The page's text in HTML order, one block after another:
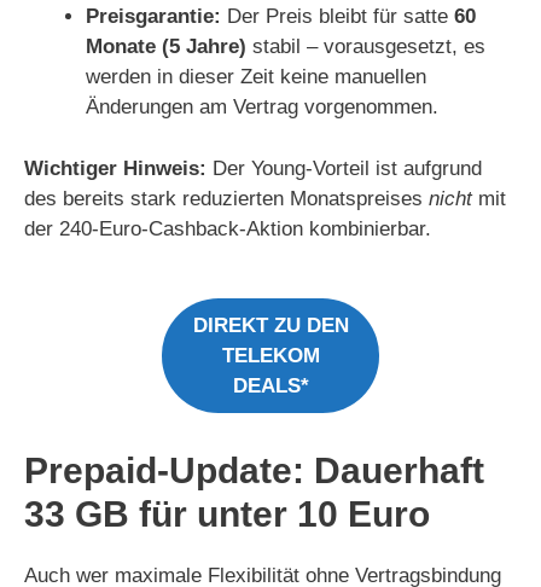
Preisgarantie: Der Preis bleibt für satte 60
Monate (5 Jahre) stabil – vorausgesetzt, es
werden in dieser Zeit keine manuellen
Änderungen am Vertrag vorgenommen.
Wichtiger Hinweis: Der Young-Vorteil ist aufgrund
des bereits stark reduzierten Monatspreises nichtmit
der 240-Euro-Cashback-Aktion kombinierbar.
DIREKT ZU DEN
TELEKOM
DEALS*
Prepaid-Update: Dauerhaft
33 GB für unter 10 Euro
Auch wer maximale Flexibilität ohne Vertragsbindung